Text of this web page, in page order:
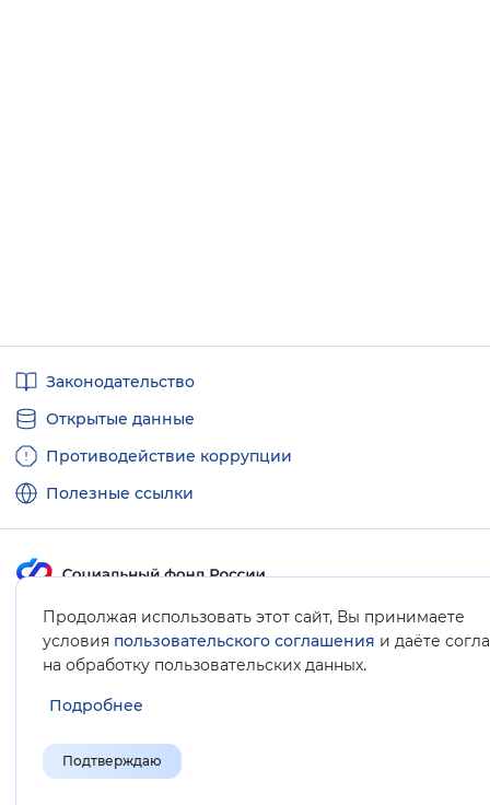
Продолжая использовать этот сайт, Вы принимаете
условия пользовательского соглашения и даёте
на обработку пользовательских данных.
Подробнее
Подтверждаю
ссылкиЗаконодательство
Открытые данные
Противодействие коррупции
Полезные ссылки
Карта сайта
© Социальный фонд России, 2008-2026